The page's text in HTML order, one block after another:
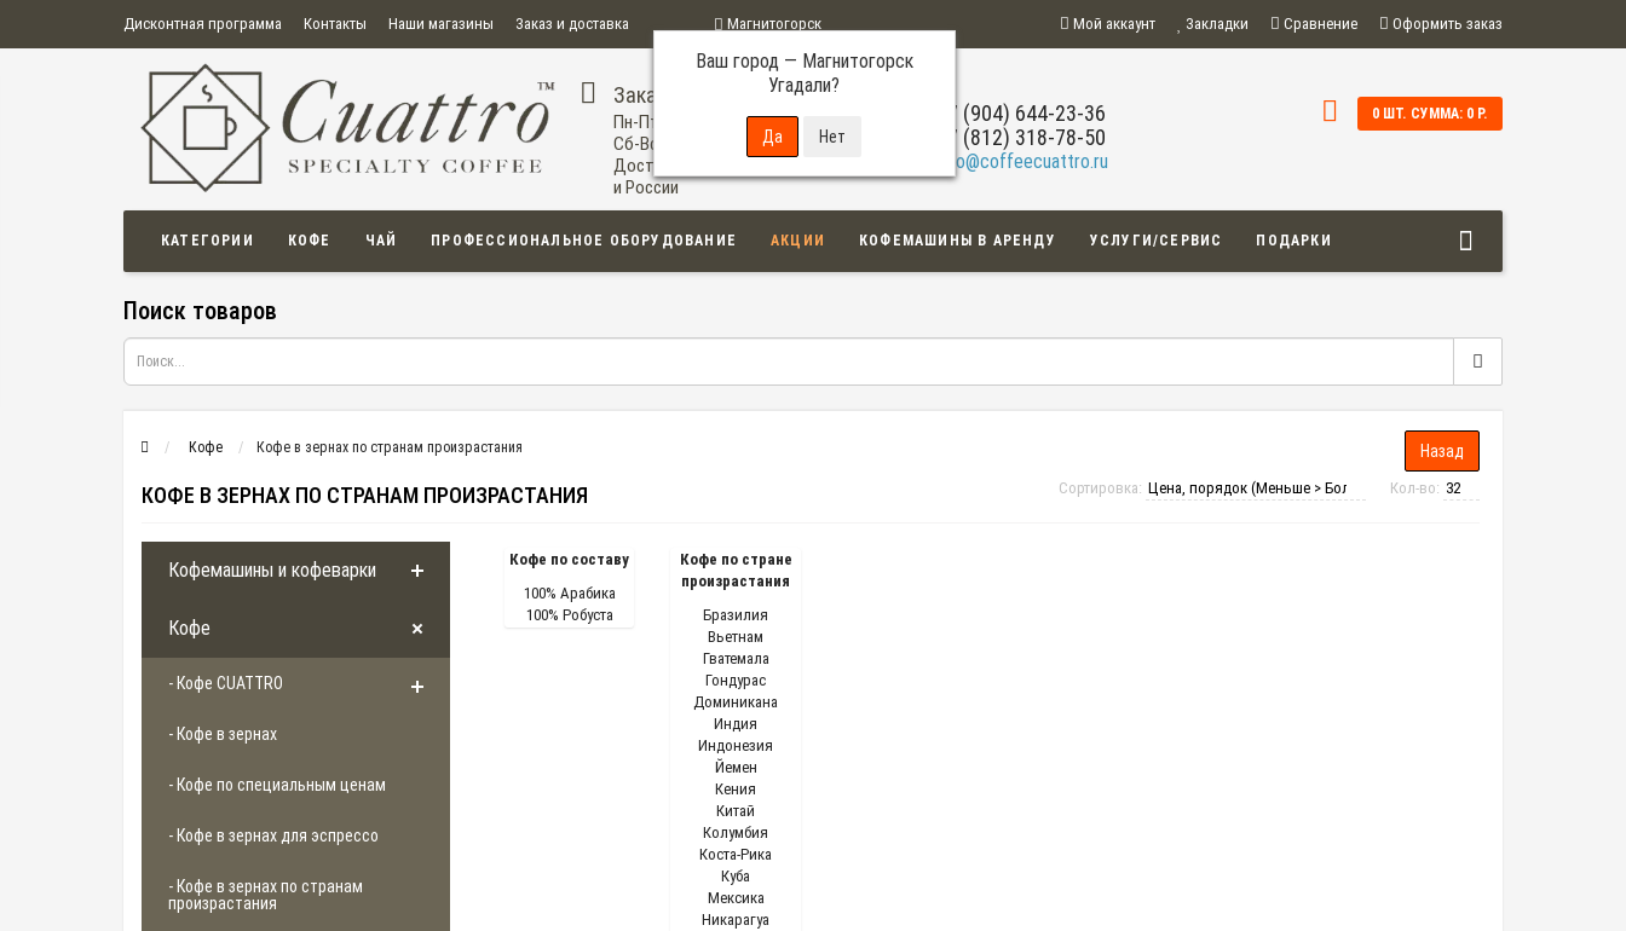
Дисконтная программа Контакты Наши магазины Заказ и доставка
О нас Оплата Правила продажи товаров
Политика конфиденциальности
Политика в отношении обработки персональных данных
Пользовательское соглашение
Магнитогорск
Ваш город — Магнитогорск
Угадали?
Мой аккаунт Закладки Сравнение Оформить заказ
Заказ по телефону
Пн-Пт: 09:00-20:00
Сб-Вс: 11:00-18:00
Доставка по Магнитогорску
и России
+7 (904) 644-23-36
+7 (812) 318-78-50
info@coffeecuattro.ru
0 ШТ. СУММА: 0 Р.
КАТЕГОРИИ КОФЕ ЧАЙ ПРОФЕССИОНАЛЬНОЕ ОБОРУДОВАНИЕ АКЦИИ КОФЕМАШИНЫ В АРЕНДУ УСЛУГИ/СЕРВИС ПОДАРКИ
Поиск товаров
Кофе Кофе в зернах по странам произрастания
КОФЕ В ЗЕРНАХ ПО СТРАНАМ ПРОИЗРАСТАНИЯ Кол-во:
Сортировка:
Кофемашины и кофеварки
Кофе
- Кофе CUATTRO
- Кофе в зернах
- Кофе по специальным ценам
- Кофе в зернах для эспрессо
- Кофе в зернах по странам
произрастания
Кофе по составу
100% Арабика
100% Робуста
Кофе по стране
произрастания
Бразилия
Вьетнам
Гватемала
Гондурас
Доминикана
Индия
Индонезия
Йемен
Кения
Китай
Колумбия
Коста-Рика
Куба
Мексика
Никарагуа